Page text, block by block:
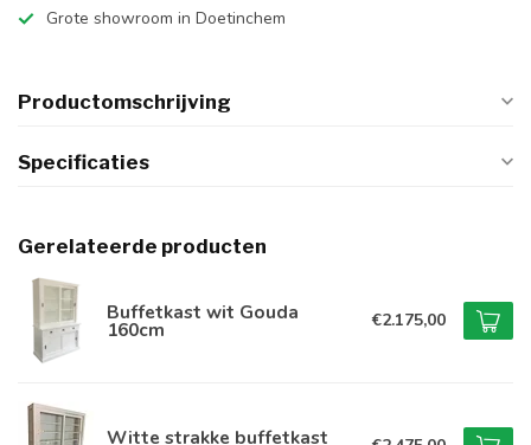
Grote showroom in Doetinchem
Productomschrijving
Specificaties
Gerelateerde producten
Buffetkast wit Gouda
160cm €2.175,00
Witte strakke buffetkast